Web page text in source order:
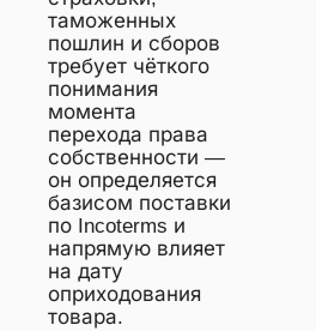
таможенных
пошлин и сборов
требует чёткого
понимания
момента
перехода права
собственности —
он определяется
базисом поставки
по Incoterms и
напрямую влияет
на дату
оприходования
товара.